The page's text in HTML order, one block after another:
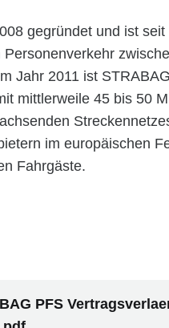
gegründet und ist
Jahr 2011 ist
mittlerweile 45 bis 50
im europäischen
Fahrgäste.
PFS